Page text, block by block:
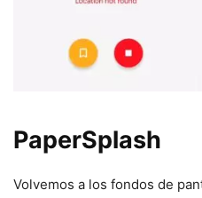
PaperSplash
Volvemos a los fondos de